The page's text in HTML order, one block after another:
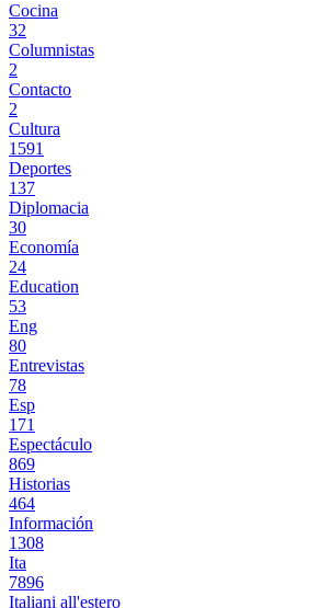
Cocina
32
Columnistas
2
Contacto
2
Cultura
1591
Deportes
137
Diplomacia
30
Economía
24
Education
53
Eng
80
Entrevistas
78
Esp
171
Espectáculo
869
Historias
464
Información
1308
Ita
7896
Italiani all'estero